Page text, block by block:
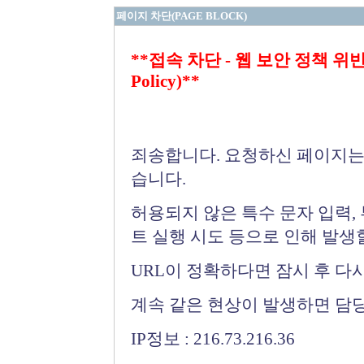
페이지 차단(PAGE BLOCK)
**접속 차단 - 웹 보안 정책 위
Policy)**
죄송합니다. 요청하신 페이지
습니다.
허용되지 않은 특수 문자 입력
트 실행 시도 등으로 인해 발생
URL이 정확하다면 잠시 후 다
계속 같은 현상이 발생하면 담
IP정보 : 216.73.216.36